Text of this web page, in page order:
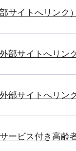
サイトへリンク）
部サイトへリンク
部サイトへリンク
ービス付き高齢